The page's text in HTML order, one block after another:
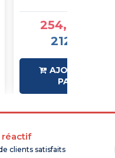
254,70 €TTC
212,25 €HT
AJOUTER AU
PANIER
réactif
clients satisfaits